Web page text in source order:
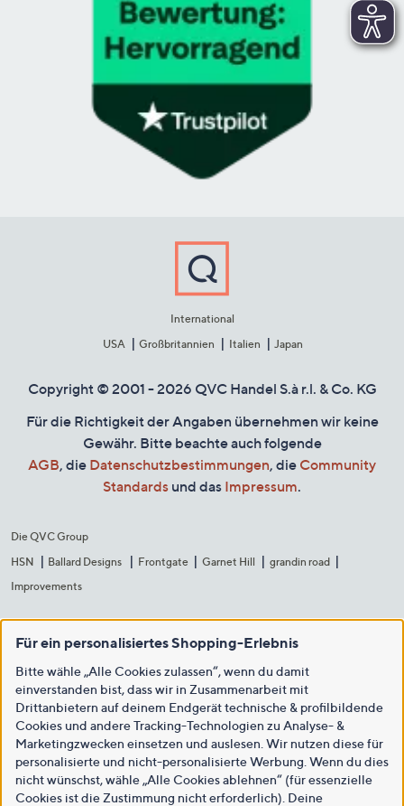
International
USA
Großbritannien Italien Japan
Copyright © 2001 - 2026 QVC Handel S.à r.l. & Co. KG
Für die Richtigkeit der Angaben übernehmen wir keine
Gewähr. Bitte beachte auch folgende
AGB, die Datenschutzbestimmungen, die Community
Standards und das Impressum.
Die QVC Group
HSN
Ballard Designs Frontgate Garnet Hill
grandin road
Improvements
Für ein personalisiertes Shopping-Erlebnis
Bitte wähle „Alle Cookies zulassen“, wenn du damit
einverstanden bist, dass wir in Zusammenarbeit mit
Drittanbietern auf deinem Endgerät technische & profilbildende
Cookies und andere Tracking-Technologien zu Analyse- &
Marketingzwecken einsetzen und auslesen. Wir nutzen diese für
personalisierte und nicht-personalisierte Werbung. Wenn du dies
nicht wünschst, wähle „Alle Cookies ablehnen“ (für essenzielle
Cookies ist die Zustimmung nicht erforderlich). Deine